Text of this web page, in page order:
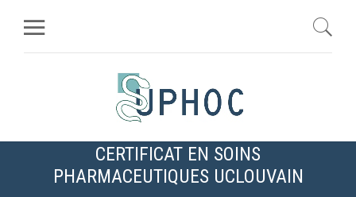
CERTIFICAT EN SOINS
PHARMACEUTIQUES UCLOUVAIN